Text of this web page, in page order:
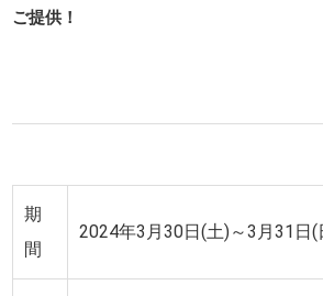
ご提供！
期
間
2024年3月30日(土)～3月31日(